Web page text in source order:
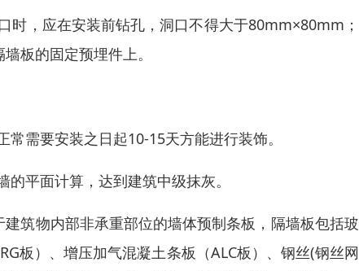
时，应在安装前钻孔，洞口不得大于80mm×80mm
板的固定预埋件上。
需要安装之日起10-15天方能进行装饰。
平面计算，达到建筑中级抹灰。
筑物内部非承重部位的墙体预制条板，隔墙板包括
板）、增压加气混凝土条板（ALC板）、钢丝(钢丝